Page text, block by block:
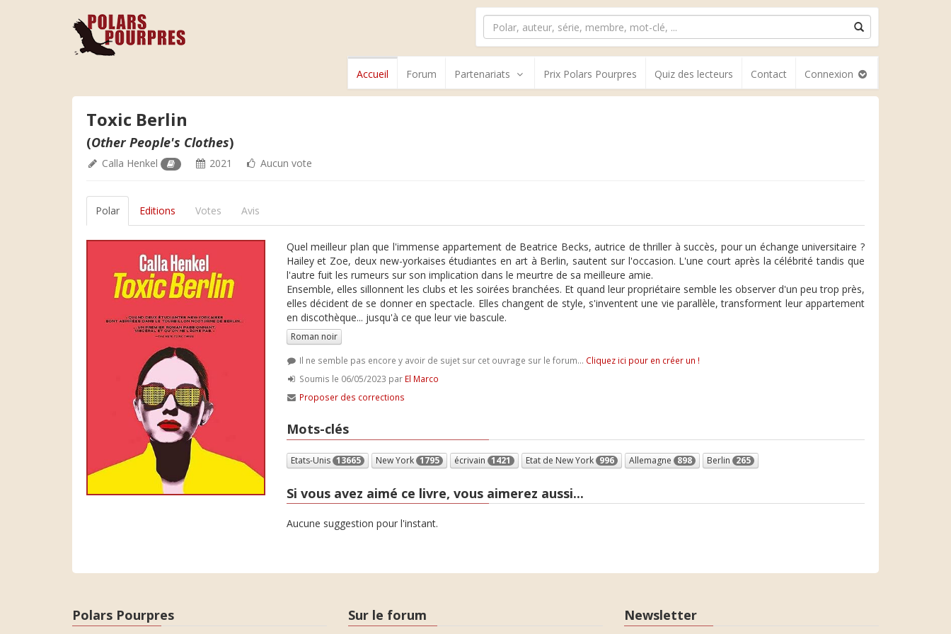
Accueil Forum Partenariats Prix Polars Pourpres Quiz des lecteurs Contact Connexion
Toxic Berlin
(Other People's Clothes)
Calla Henkel 2021 Aucun vote
Polar Editions Votes Avis
Quel meilleur plan que l'immense appartement de Beatrice Becks, autrice de thriller à succès, pour un échange universitaire ?
Hailey et Zoe, deux new-yorkaises étudiantes en art à Berlin, sautent sur l'occasion. L'une court après la célébrité tandis que
l'autre fuit les rumeurs sur son implication dans le meurtre de sa meilleure amie.
Ensemble, elles sillonnent les clubs et les soirées branchées. Et quand leur propriétaire semble les observer d'un peu trop près,
elles décident de se donner en spectacle. Elles changent de style, s'inventent une vie parallèle, transforment leur appartement
en discothèque... jusqu'à ce que leur vie bascule.
Roman noir
Il ne semble pas encore y avoir de sujet sur cet ouvrage sur le forum... Cliquez ici pour en créer un !
Soumis le 06/05/2023 par El Marco
Proposer des corrections
Mots-clés
Etats-Unis 13665 New York 1795 écrivain 1421 Etat de New York 996 Allemagne 898 Berlin 265
Si vous avez aimé ce livre, vous aimerez aussi...
Aucune suggestion pour l'instant.
Polars Pourpres Sur le forum Newsletter